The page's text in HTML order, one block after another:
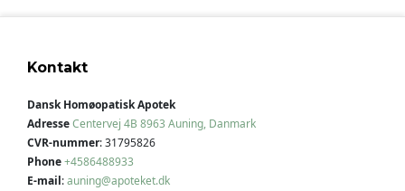
Kontakt
Dansk Homøopatisk Apotek
AdresseCentervej 4B 8963 Auning, Danmark
CVR-nummer:31795826
Phone+4586488933
E-mail:auning@apoteket.dk